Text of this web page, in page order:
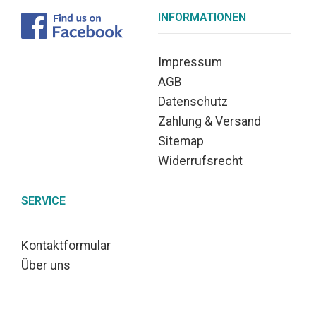
INFORMATIONEN
Impressum
AGB
Datenschutz
Zahlung & Versand
Sitemap
Widerrufsrecht
SERVICE
Kontaktformular
Über uns